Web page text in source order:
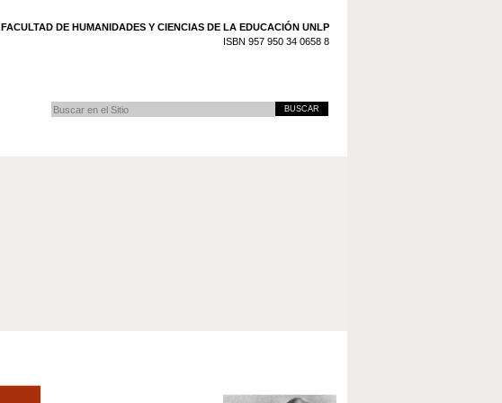
FACULTAD DE HUMANIDADES Y CIENCIAS DE LA EDUCACIÓN UNLP
ISBN 957 950 34 0658 8
buscar